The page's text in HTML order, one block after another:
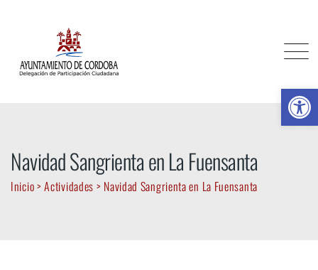
Navidad Sangrienta en La Fuensanta
Inicio>Actividades > Navidad Sangrienta en La Fuensanta